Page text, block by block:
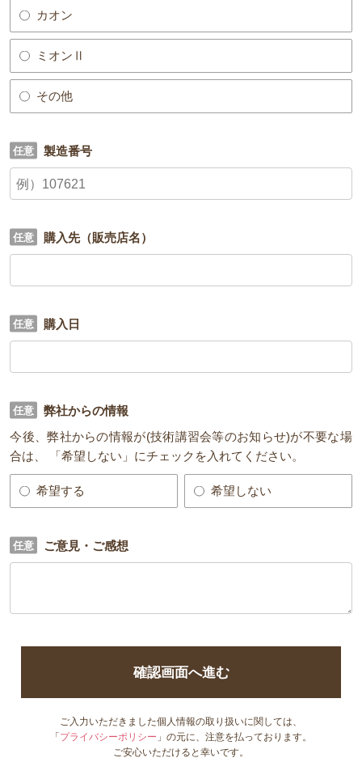
カオン
ミオンⅡ
その他
製造番号
購入先（販売店名）
購入日
弊社からの情報
今後、弊社からの情報が(技術講習会等のお知らせ)が不要な場
合は、 「希望しない」にチェックを入れてください。
希望する 希望しない
ご意見・ご感想
確認画面へ進む
ご入力いただきました個人情報の取り扱いに関しては、
「 プライバシーポリシー 」の元に、注意を払っております。
ご安心いただけると幸いです。